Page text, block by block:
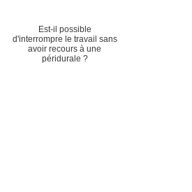
Est-il possible
d'interrompre le travail sans
avoir recours à une
péridurale ?